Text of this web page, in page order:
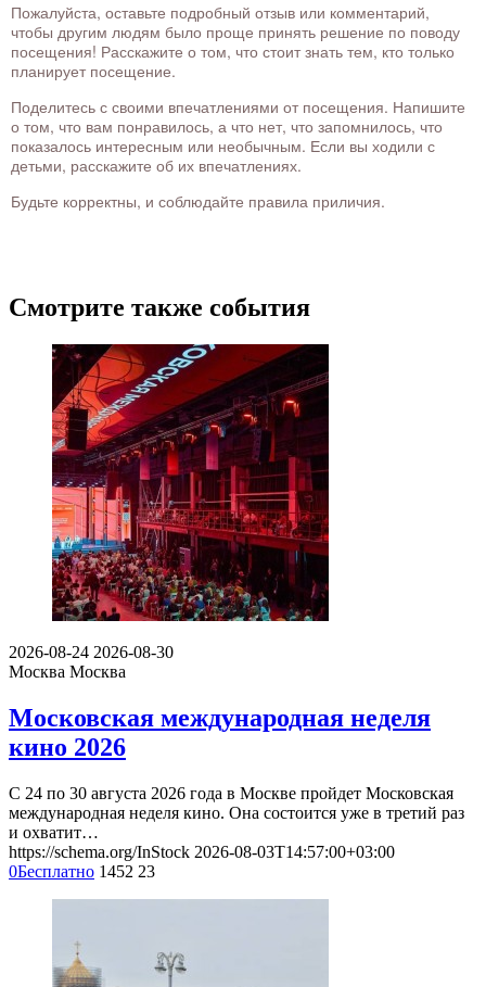
Пожалуйста, оставьте подробный отзыв или комментарий,
чтобы другим людям было проще принять решение по поводу
посещения! Расскажите о том, что стоит знать тем, кто только
планирует посещение.
Поделитесь с своими впечатлениями от посещения. Напишите
о том, что вам понравилось, а что нет, что запомнилось, что
показалось интересным или необычным. Если вы ходили с
детьми, расскажите об их впечатлениях.
Будьте корректны, и соблюдайте правила приличия.
Смотрите также события
2026-08-24 2026-08-30
Москва Москва
Московская международная неделя
кино 2026
С 24 по 30 августа 2026 года в Москве пройдет Московская
международная неделя кино. Она состоится уже в третий раз
и охватит…
https://schema.org/InStock 2026-08-03T14:57:00+03:00
0Бесплатно 1452 23